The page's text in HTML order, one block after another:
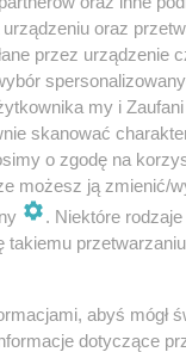
oraz
przez urządzenie
my i
skanować
o zgodę na
możesz ją
. Niektóre
abyś
dotyczące